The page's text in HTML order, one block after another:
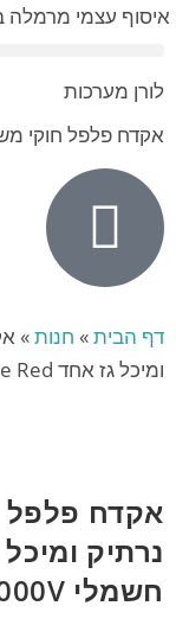
איסוף עצמי
לורן מערכות
אקדח פלפל חוקי
דף הבית» חנות»
ומיכל גז אחד Sabre Red ושוקר חשמלי 12000V
אקדח פלפל
חשמלי 12000V